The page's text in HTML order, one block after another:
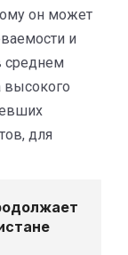
он может
и
среднем
высокого
для